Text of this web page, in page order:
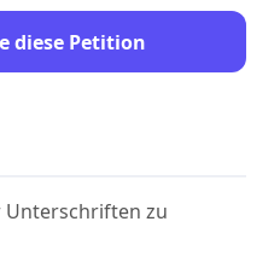
diese Petition
Unterschriften zu